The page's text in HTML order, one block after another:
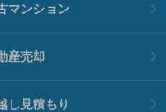
マンション
産売却
し見積もり